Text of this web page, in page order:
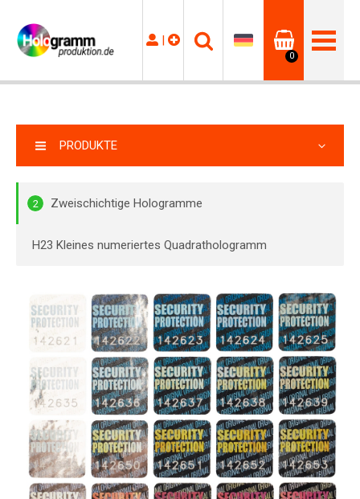
|
0
PRODUKTE
2 Zweischichtige Hologramme
H23 Kleines numeriertes Quadrathologramm